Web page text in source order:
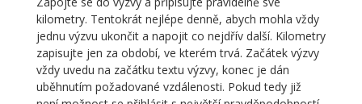
kilometry. Tentokrát nejlépe denně, abych mohla vždy
jednu výzvu ukončit a napojit co nejdřív další. Kilometry
zapisujte jen za období, ve kterém trvá. Začátek výzvy
vždy uvedu na začátku textu výzvy, konec je dán
uběhnutím požadované vzdálenosti. Pokud tedy již